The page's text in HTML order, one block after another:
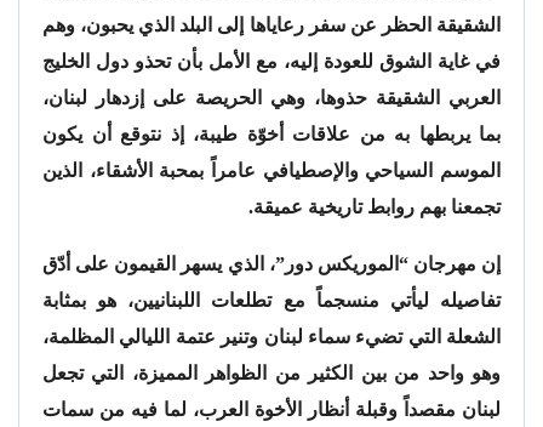
الشقيقة الحظر عن سفر رعاياها إلى البلد الذي يحبون، وهم
في غاية الشوق للعودة إليه، مع الأمل بأن تحذو دول الخليج
العربي الشقيقة حذوها، وهي الحريصة على إزدهار لبنان،
بما يربطها به من علاقات أخوّة طيبة، إذ نتوقع أن يكون
الموسم السياحي والإصطيافي عامراً بمحبة الأشقاء، الذين
تجمعنا بهم روابط تاريخية عميقة.
إن مهرجان “الموريكس دور”، الذي يسهر القيمون على أدّق
تفاصيله ليأتي منسجماً مع تطلعات اللبنانيين، هو بمثابة
الشعلة التي تضيء سماء لبنان وتنير عتمة الليالي المظلمة،
وهو واحد من بين الكثير من الظواهر المميزة، التي تجعل
لبنان مقصداً وقبلة أنظار الأخوة العرب، لما فيه من سمات